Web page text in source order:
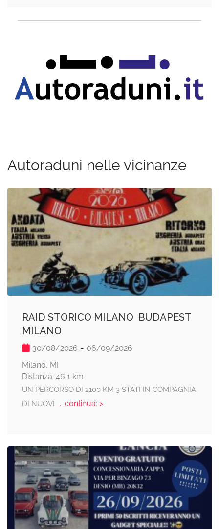
Autoraduni nelle vicinanze
RAID STORICO MILANO  BUDAPEST 
MILANO
30/08/2026 - 06/09/2026
Milano, MI
Distanza: 46,1 km
UN PERCORSO DI 2100 KM 3 STATI IN COMPAGNIA
DI NUOVI ... continua: >